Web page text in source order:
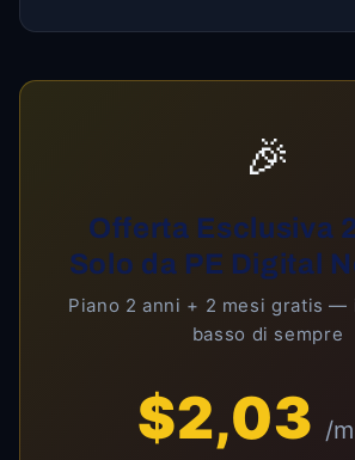
🎉
Offerta Esclusiva
Solo da PE Digital
Piano 2 anni + 2 mesi gratis —
basso di sempre
$2,03 /